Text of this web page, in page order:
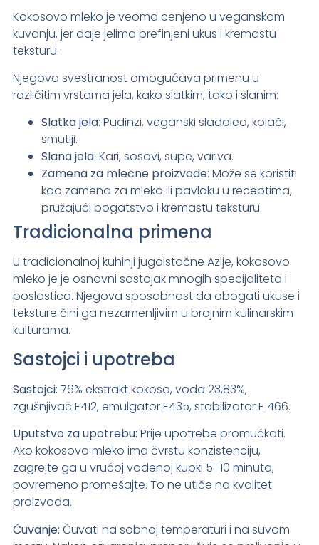
Kokosovo mleko je veoma cenjeno u veganskom
kuvanju, jer daje jelima prefinjeni ukus i kremastu
teksturu.
Njegova svestranost omogućava primenu u
različitim vrstama jela, kako slatkim, tako i slanim:
Slatka jela: Pudinzi, veganski sladoled, kolači,
smutiji.
Slana jela: Kari, sosovi, supe, variva.
Zamena za mlečne proizvode: Može se koristiti
kao zamena za mleko ili pavlaku u receptima,
pružajući bogatstvo i kremastu teksturu.
Tradicionalna primena
U tradicionalnoj kuhinji jugoistočne Azije, kokosovo
mleko je je osnovni sastojak mnogih specijaliteta i
poslastica. Njegova sposobnost da obogati ukuse i
teksture čini ga nezamenljivim u brojnim kulinarskim
kulturama.
Sastojci i upotreba
Sastojci: 76% ekstrakt kokosa, voda 23,83%,
zgušnjivač E412, emulgator E435, stabilizator E 466.
Uputstvo za upotrebu: Prije upotrebe promućkati.
Ako kokosovo mleko ima čvrstu konzistenciju,
zagrejte ga u vrućoj vodenoj kupki 5–10 minuta,
povremeno promešajte. To ne utiče na kvalitet
proizvoda.
Čuvanje: Čuvati na sobnoj temperaturi i na suvom